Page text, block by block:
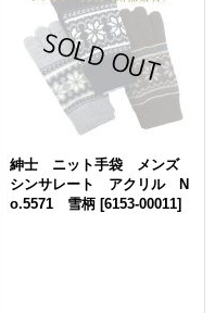
紳士 ニット手袋 メンズ
シンサレート アクリル N
o.5571 雪柄 [6153-00011]